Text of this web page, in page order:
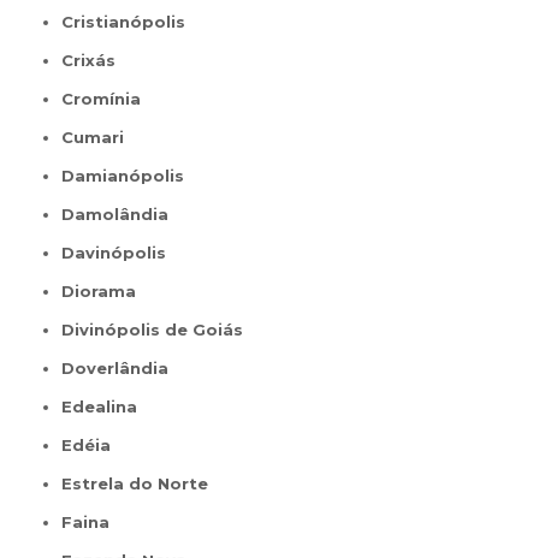
Cristianópolis
Crixás
Cromínia
Cumari
Damianópolis
Damolândia
Davinópolis
Diorama
Divinópolis de Goiás
Doverlândia
Edealina
Edéia
Estrela do Norte
Faina